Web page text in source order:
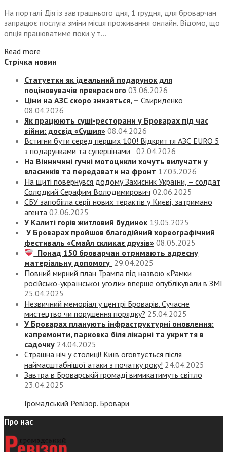
На порталі Дія із завтрашнього дня, 1 грудня, для броварчан
запрацює послуга зміни місця проживання онлайн. Відомо, що
опція працюватиме поки у т...
Read more
Стрічка новин
Статуетки як ідеальний подарунок для
поціновувачів прекрасного 03.06.2026
Ціни на АЗС скоро знизяться, – Свириденко
08.04.2026
Як працюють суші-ресторани у Броварах під час
війни: досвід «Сушия» 08.04.2026
Встигни бути серед перших 100! Відкриття АЗС EURO 5
з подарунками та суперцінами
02.04.2026
На Вінничині гучні мотоцикли хочуть вилучати у
власників та передавати на фронт 17.03.2026
На щиті повернувся додому Захисник України, – солдат
Солодкий Серафим Володимирович 02.06.2025
СБУ запобігла серії нових терактів у Києві, затримано
агента 02.06.2025
У Калиті горів житловий будинок 19.05.2025
У Броварах пройшов благодійний хореографічний
фестиваль «Смайл скликає друзів» 08.05.2025
Понад 150 броварчан отримають адресну
матеріальну допомогу 29.04.2025
Повний мирний план Трампа під назвою «‎Рамки
російсько-української угоди» вперше опублікували в ЗМІ
25.04.2025
Незвичний меморіал у центрі Броварів. Сучасне
мистецтво чи порушення порядку? 25.04.2025
У Броварах планують інфраструктурні оновлення:
капремонти, парковка біля лікарні та укриття в
садочку 24.04.2025
Страшна ніч у столиці! Київ оговтується після
наймасштабнішої атаки з початку року! 24.04.2025
Завтра в Броварській громаді вимикатимуть світло
23.04.2025
Громадський Ревізор. Бровари
Про нас